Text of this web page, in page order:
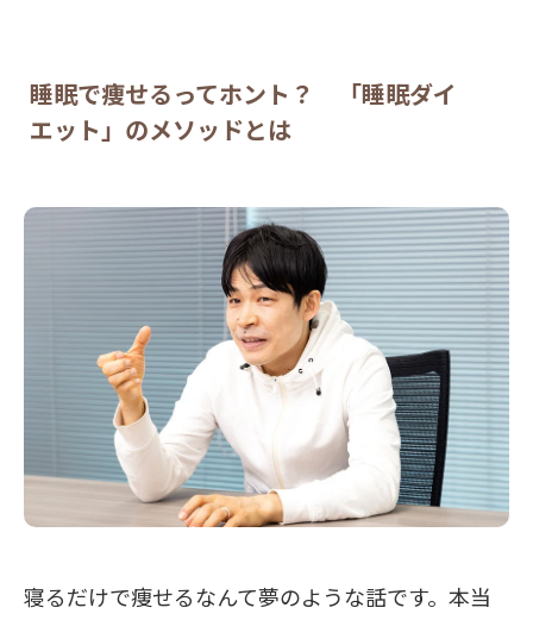
睡眠で痩せるってホント？ 「睡眠ダイ
エット」のメソッドとは
寝るだけで痩せるなんて夢のような話です。本当